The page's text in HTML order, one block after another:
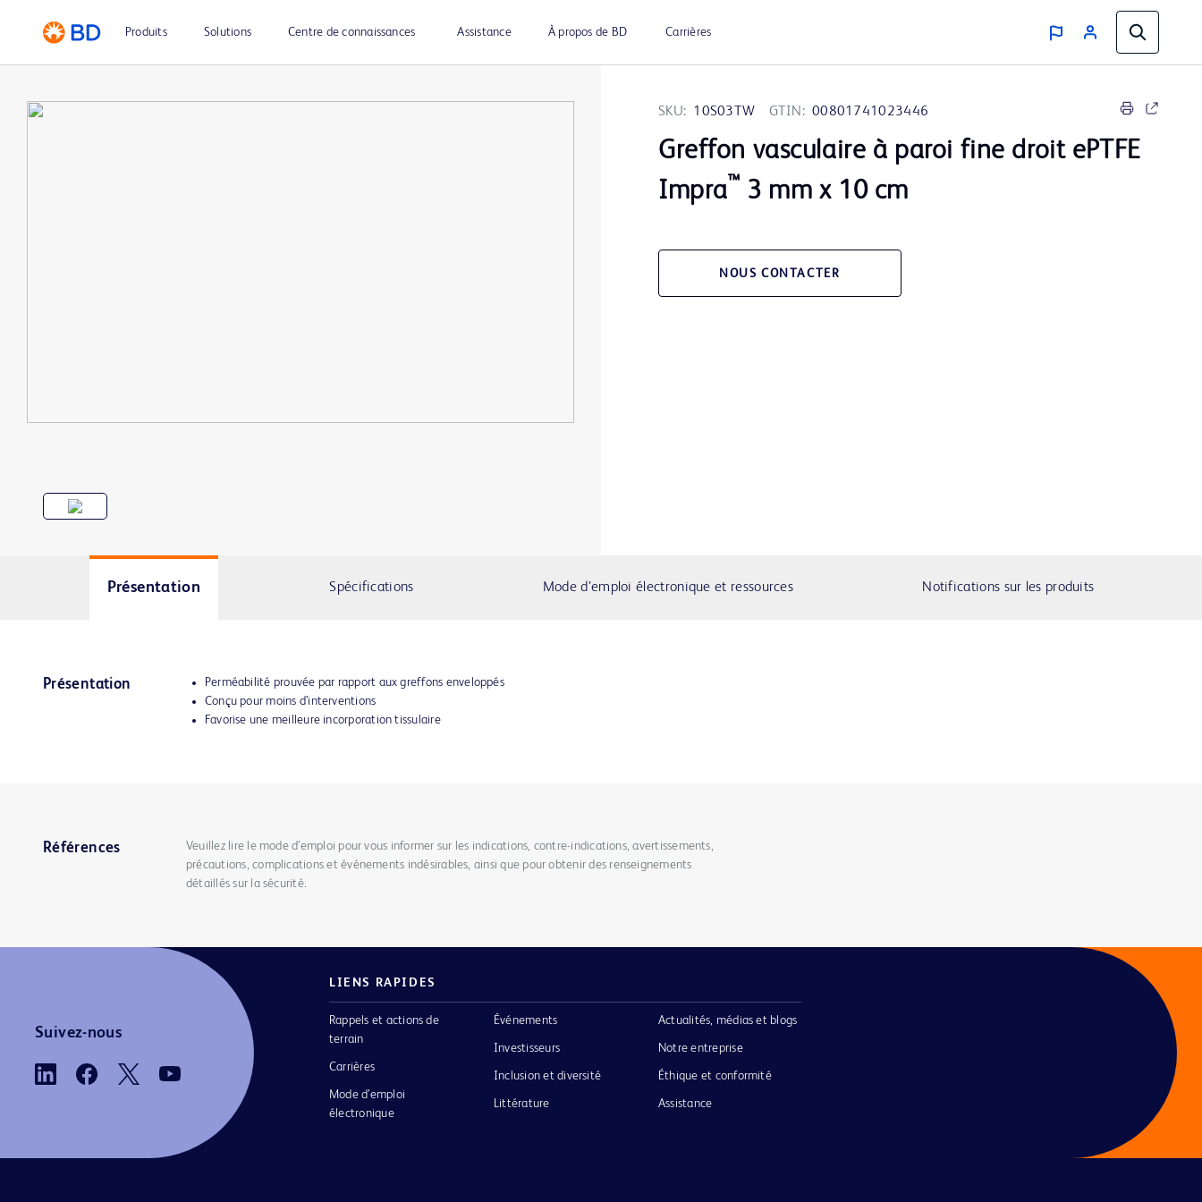
Produits Solutions Centre de connaissances Assistance À propos de BD Carrières
SKU: 10S03TW GTIN: 00801741023446
Greffon vasculaire à paroi fine droit ePTFE
Impra™ 3 mm x 10 cm
NOUS CONTACTER
Présentation Spécifications Mode d’emploi électronique et ressources Notifications sur les produits
Présentation
Perméabilité prouvée par rapport aux greffons enveloppés
Conçu pour moins d’interventions
Favorise une meilleure incorporation tissulaire
Références
Veuillez lire le mode d’emploi pour vous informer sur les indications, contre-indications, avertissements,
précautions, complications et événements indésirables, ainsi que pour obtenir des renseignements
détaillés sur la sécurité.
Suivez-nous
LIENS RAPIDES
Rappels et actions de
terrain
Carrières
Mode d’emploi
électronique
Événements
Investisseurs
Inclusion et diversité
Littérature
Actualités, médias et blogs
Notre entreprise
Éthique et conformité
Assistance